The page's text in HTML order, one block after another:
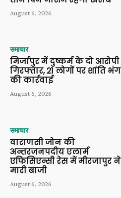
August 6, 2026
समाचार
मिर्जापुर में दुष्कर्म के दो आरोपी
गिरफ्तार, 21 लोगों पर शांति भंग
की कार्रवाई
August 6, 2026
समाचार
वाराणसी जोन की
अन्तरजनपदीय एलार्म
एफिसिएन्सी रेस में मीरजापुर ने
मारी बाजी
August 6, 2026